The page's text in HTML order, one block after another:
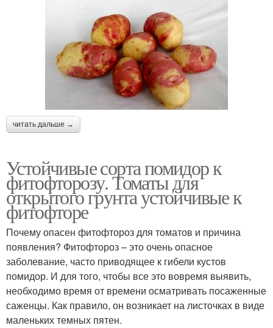
читать дальше →
Устойчивые сорта помидор к
фитофторозу. Томаты для
открытого грунта устойчивые к
фитофторе
Почему опасен фитофтороз для томатов и причина
появления? Фитофтороз – это очень опасное
заболевание, часто приводящее к гибели кустов
помидор. И для того, чтобы все это вовремя выявить,
необходимо время от времени осматривать посаженные
саженцы. Как правило, он возникает на листочках в виде
маленьких темных пятен.